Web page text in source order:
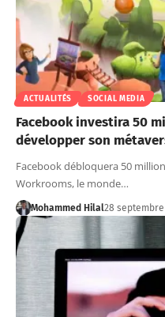
ACTUALITÉS SOCIAL MEDIA
Facebook investira 50
développer son
Facebook débloquera 50
Workrooms, le monde…
Mohammed Hilal28 septembre